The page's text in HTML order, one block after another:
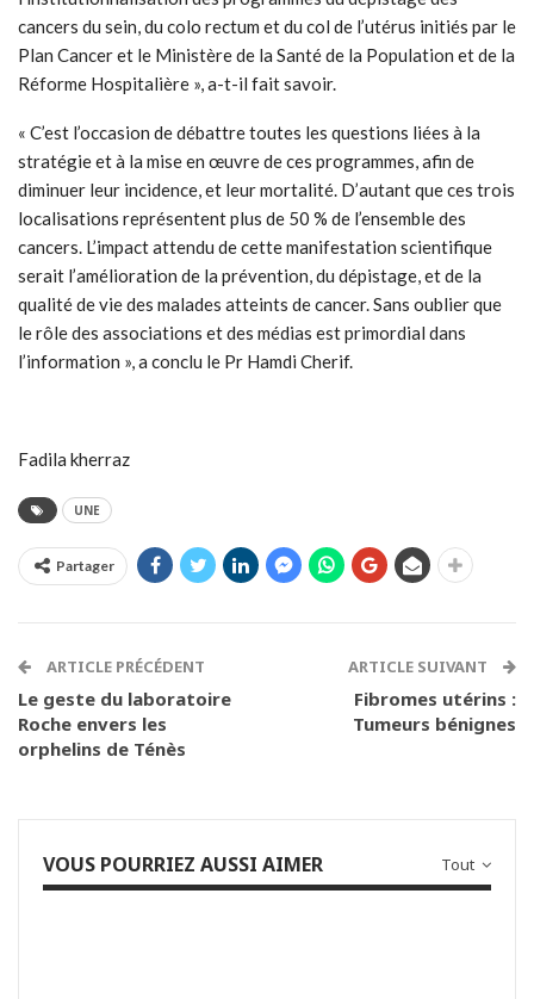
cancers du sein, du colo rectum et du col de l’utérus initiés par le
Plan Cancer et le Ministère de la Santé de la Population et de la
Réforme Hospitalière », a-t-il fait savoir.
« C’est l’occasion de débattre toutes les questions liées à la
stratégie et à la mise en œuvre de ces programmes, afin de
diminuer leur incidence, et leur mortalité. D’autant que ces trois
localisations représentent plus de 50 % de l’ensemble des
cancers. L’impact attendu de cette manifestation scientifique
serait l’amélioration de la prévention, du dépistage, et de la
qualité de vie des malades atteints de cancer. Sans oublier que
le rôle des associations et des médias est primordial dans
l’information », a conclu le Pr Hamdi Cherif.
Fadila kherraz
UNE
Partager
ARTICLE PRÉCÉDENT
Le geste du laboratoire
Roche envers les
orphelins de Ténès
ARTICLE SUIVANT
Fibromes utérins :
Tumeurs bénignes
Tout
VOUS POURRIEZ AUSSI AIMER